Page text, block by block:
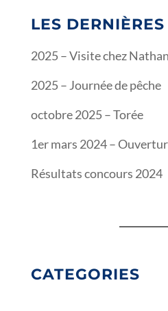
LES
2025 – Visite chez
2025 – Journée de pêche
octobre 2025 – Torée
1er mars 2024 –
Résultats concours 2024
CATEGORIES